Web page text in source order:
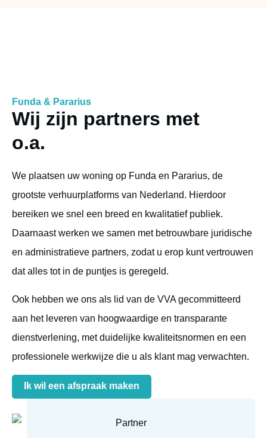
Funda & Pararius
Wij zijn partners met
o.a.
We plaatsen uw woning op Funda en Pararius, de
grootste verhuurplatforms van Nederland. Hierdoor
bereiken we snel een breed en kwalitatief publiek.
Daarnaast werken we samen met betrouwbare juridische
en administratieve partners, zodat u erop kunt vertrouwen
dat alles tot in de puntjes is geregeld.
Ook hebben we ons als lid van de VVA gecommitteerd
aan het leveren van hoogwaardige en transparante
dienstverlening, met duidelijke kwaliteitsnormen en een
professionele werkwijze die u als klant mag verwachten.
Ik wil een afspraak maken